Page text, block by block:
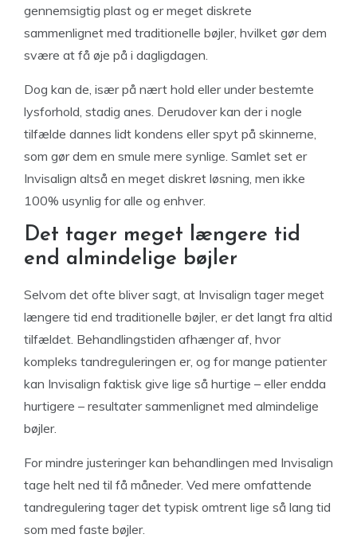
gennemsigtig plast og er meget diskrete
sammenlignet med traditionelle bøjler, hvilket gør dem
svære at få øje på i dagligdagen.
Dog kan de, især på nært hold eller under bestemte
lysforhold, stadig anes. Derudover kan der i nogle
tilfælde dannes lidt kondens eller spyt på skinnerne,
som gør dem en smule mere synlige. Samlet set er
Invisalign altså en meget diskret løsning, men ikke
100% usynlig for alle og enhver.
Det tager meget længere tid
end almindelige bøjler
Selvom det ofte bliver sagt, at Invisalign tager meget
længere tid end traditionelle bøjler, er det langt fra altid
tilfældet. Behandlingstiden afhænger af, hvor
kompleks tandreguleringen er, og for mange patienter
kan Invisalign faktisk give lige så hurtige – eller endda
hurtigere – resultater sammenlignet med almindelige
bøjler.
For mindre justeringer kan behandlingen med Invisalign
tage helt ned til få måneder. Ved mere omfattende
tandregulering tager det typisk omtrent lige så lang tid
som med faste bøjler.